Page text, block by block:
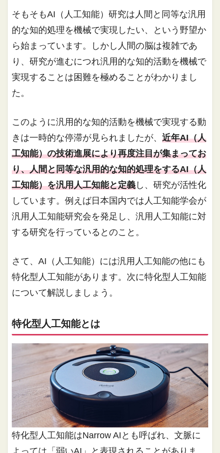
そもそもAI（人工知能）研究は人間と同等な汎用
的な知的処理を機械で実現したい、という野望か
ら始まっています。しかし人間の脳は複雑であ
り、研究が進むにつれ汎用的な知的活動を機械で
実現することは困難を極めることがわかりまし
た。
このように汎用的な知的活動を機械で実現する動
きは一時的な停滞が見られましたが、近年AI（人
工知能）の技術進展により再度注目が集まってお
り、人間と同等な汎用的な知的処理をするAI（人
工知能）を汎用人工知能と定義 し、研究が活性化
しています。例えば日本国内では人工知能学会が
汎用人工知能研究会を発足し、汎用人工知能に対
する研究を行っているとのこと。
さて、AI（人工知能）には汎用人工知能の他にも
特化型人工知能があります。次に特化型人工知能
について解説しましょう。
特化型人工知能とは
特化型人工知能はNarrow AIとも呼ばれ、文脈に
よっては「弱いAI」と表現されることがありま